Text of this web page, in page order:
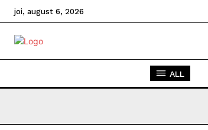
joi, august 6, 2026
ALL